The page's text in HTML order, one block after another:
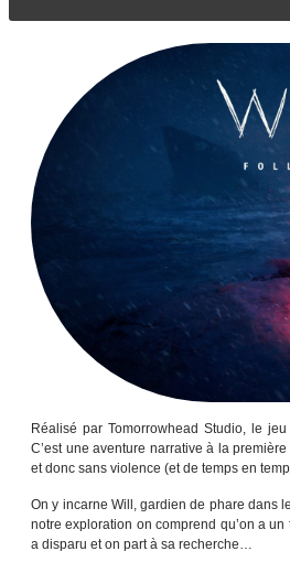
Réalisé par Tomorrowhead Studio, le jeu
C’est une aventure narrative à la
et donc sans violence (et de temps en
On y incarne Will, gardien de phare dans
notre exploration on comprend qu’on a
a disparu et on part à sa recherche…